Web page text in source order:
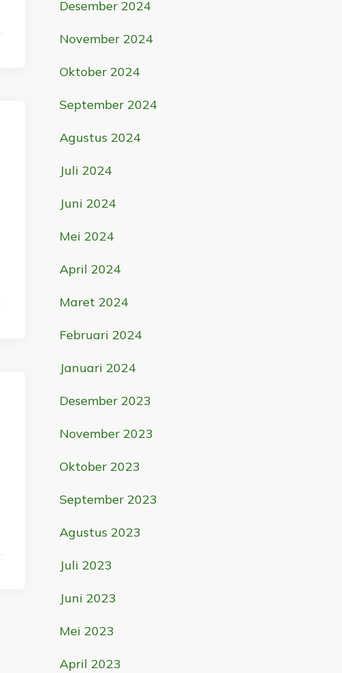
Desember 2024
November 2024
Oktober 2024
September 2024
Agustus 2024
Juli 2024
Juni 2024
Mei 2024
April 2024
Maret 2024
Februari 2024
Januari 2024
Desember 2023
November 2023
Oktober 2023
September 2023
Agustus 2023
Juli 2023
Juni 2023
Mei 2023
April 2023